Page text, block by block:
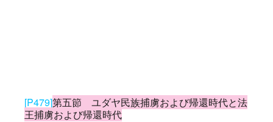
[P479]第五節 ユダヤ民族捕虜および帰還時代と法
王捕虜および帰還時代